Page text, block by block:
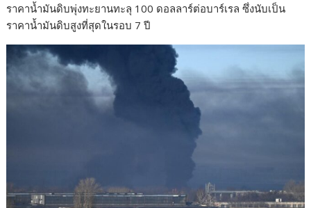
ราคาน้ำมันดิบพุ่งทะยานทะลุ 100 ดอลลาร์ต่อบาร์เรล ซึ่งนับเป็น
ราคาน้ำมันดิบสูงที่สุดในรอบ 7 ปี